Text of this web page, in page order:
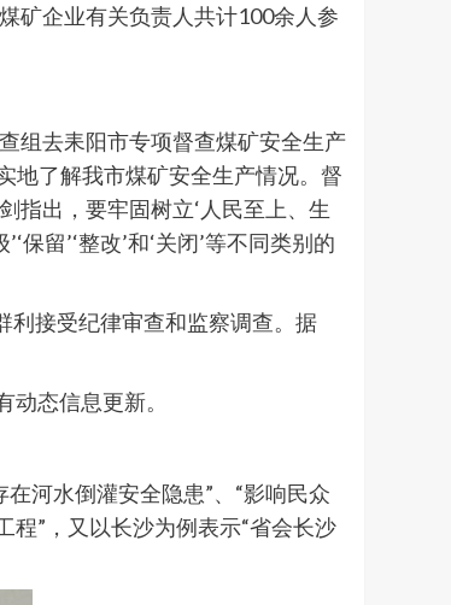
矿企业有关负责人共计100余人参
组去耒阳市专项督查煤矿安全生产
地了解我市煤矿安全生产情况。督
指出，要牢固树立‘人民至上、生
留’‘整改’和‘关闭’等不同类别的
利接受纪律审查和监察调查。据
态信息更新。
河水倒灌安全隐患”、“影响民众
”，又以长沙为例表示“省会长沙